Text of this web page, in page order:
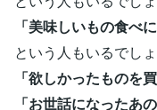
「美味しいもの食べ
という人もいるでしょ
「欲しかったものを
「お世話になったあ